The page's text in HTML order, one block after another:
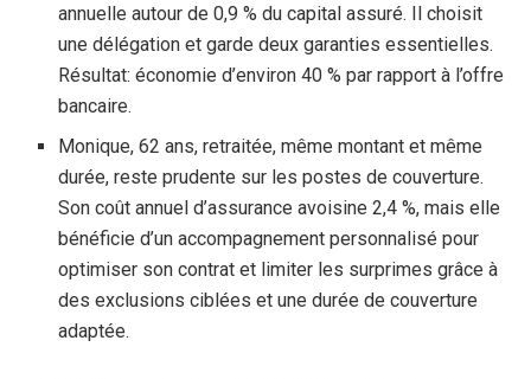
annuelle autour de 0,9 % du capital assuré. Il choisit
une délégation et garde deux garanties essentielles.
Résultat: économie d’environ 40 % par rapport à l’offre
bancaire.
Monique, 62 ans, retraitée, même montant et même
durée, reste prudente sur les postes de couverture.
Son coût annuel d’assurance avoisine 2,4 %, mais elle
bénéficie d’un accompagnement personnalisé pour
optimiser son contrat et limiter les surprimes grâce à
des exclusions ciblées et une durée de couverture
adaptée.